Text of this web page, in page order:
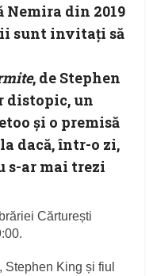
din 2019
sunt invitaţi să
, de Stephen
distopic, un
și o premisă
dacă, într-o zi,
s-ar mai trezi
Cărturești
Stephen King și fiul